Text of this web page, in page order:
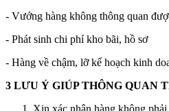
- Vướng hàng không thông quan
- Phát sinh chi phí kho bãi, hồ sơ
- Hàng về chậm, lỡ kế hoạch kinh
3 LƯU Ý GIÚP THÔNG QUAN
Xin xác nhận hàng không